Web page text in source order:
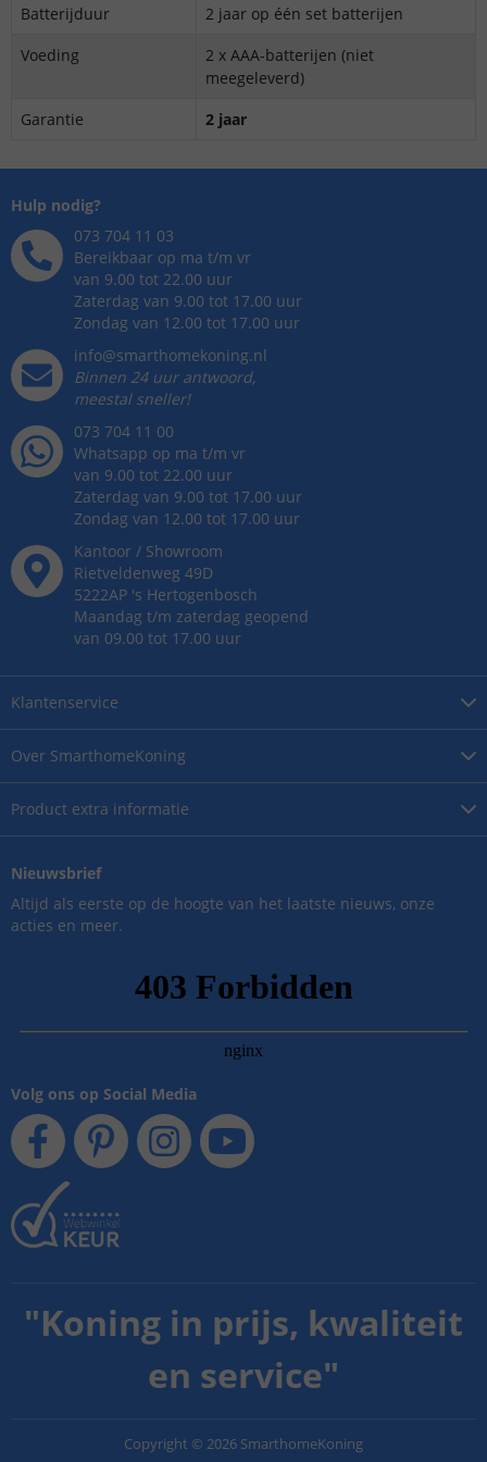
Batterijduur
2 jaar op één set batterijen
Voeding
2 x AAA-batterijen (niet
meegeleverd)
Garantie
2 jaar
Over SmarthomeKoning
Product extra informatie
Klantenservice
Hulp nodig?
073 704 11 03
Bereikbaar op ma t/m vr
van 9.00 tot 22.00 uur
Zaterdag van 9.00 tot 17.00 uur
Zondag van 12.00 tot 17.00 uur
info@smarthomekoning.nl
Binnen 24 uur antwoord,
meestal sneller!
073 704 11 00
Whatsapp op ma t/m vr
van 9.00 tot 22.00 uur
Zaterdag van 9.00 tot 17.00 uur
Zondag van 12.00 tot 17.00 uur
Kantoor / Showroom
Rietveldenweg 49D
5222AP 's Hertogenbosch
Maandag t/m zaterdag geopend
van 09.00 tot 17.00 uur
Nieuwsbrief
Altijd als eerste op de hoogte van het laatste nieuws, onze
acties en meer.
Volg ons op Social Media
"Koning in prijs, kwaliteit
en service"
Copyright © 2026 SmarthomeKoning